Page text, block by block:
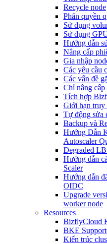
Recycle node
Phân quyền
Sử dụng
Sử dụng
Hướng dẫn
Nâng cấp
Gia nhập
Các yêu cầu
Các vấn đề
Chỉ nâng
Tích hợp
Giới hạn truy
Tự động sửa
Backup và
Hướng Dẫn
Autoscaler
Degraded
Hướng dẫn
Scaler
Hướng dẫn
OIDC
Upgrade
worker node
Resources
BizflyCloud
BKE
Kiến trúc